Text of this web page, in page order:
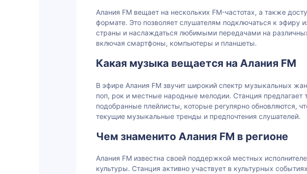
Алания FM вещает на нескольких FM-частотах, а также
формате. Это позволяет слушателям подключаться к эфиру
страны и наслаждаться любимыми передачами на
включая смартфоны, компьютеры и планшеты.
Какая музыка вещается на Алания FM
В эфире Алания FM звучит широкий спектр музыкальных
поп, рок и местные народные мелодии. Станция предлагает
подобранные плейлисты, которые регулярно обновляются,
текущие музыкальные тренды и предпочтения слушателей.
Чем знаменито Алания FM в регионе
Алания FM известна своей поддержкой местных
культуры. Станция активно участвует в культурных